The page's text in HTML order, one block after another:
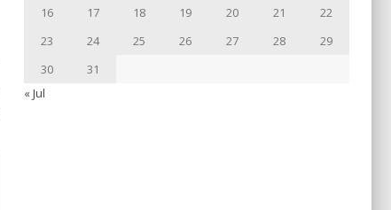
16
17 18 19 20 21
22
23
24 25 26 27 28
29
30
31
« Jul